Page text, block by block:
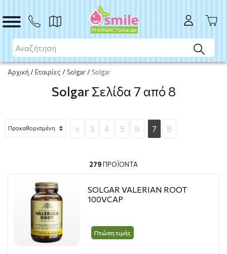
Αρχική /Εταιρίες / Solgar / Solgar
Solgar Σελίδα 7 από 8
« 3 4 5 6 7 8
279ΠΡΟΪΌΝΤΑ
SOLGAR VALERIAN ROOT
100VCAP
Πτώση τιμής